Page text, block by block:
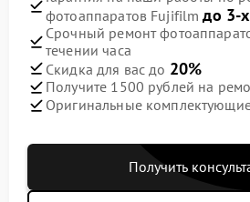
фотоаппаратов Fujifilmдо 3-
Срочный ремонт
течении часа
Скидка для вас до 20%
Получите 1500 рублей на
Оригинальные
Получить